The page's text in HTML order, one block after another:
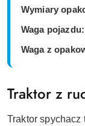
Wymiary
Waga pojazdu:
Waga z
Traktor z
Traktor spychacz